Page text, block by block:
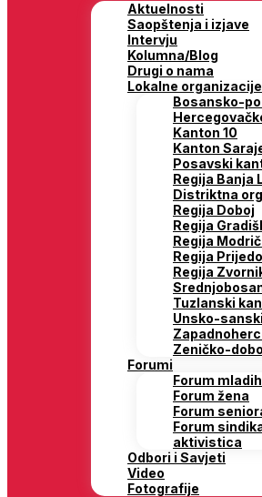
Aktuelnosti
Saopštenja i izjave
Intervju
Kolumna/Blog
Drugi o nama
Lokalne organizacije
Bosansko-
Kanton 10
Kanton
Posavski
Regija Banja
Distriktna
Regija Doboj
Regija
Regija
Regija
Regija
Tuzlanski
Unsko-
Zeničko-
Forumi
Forum mladih
Forum žena
Forum
Forum
aktivistica
Odbori i Savjeti
Video
Fotografije